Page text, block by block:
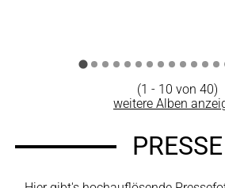
(1 - 10 von 40)
weitere Alben
PRESSE